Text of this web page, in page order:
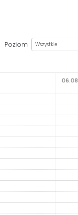
Poziom
06.08